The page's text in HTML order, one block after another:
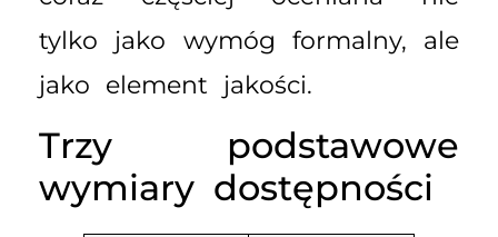
tylko jako wymóg formalny, ale
jako element jakości.
Trzy podstawowe
wymiary dostępności